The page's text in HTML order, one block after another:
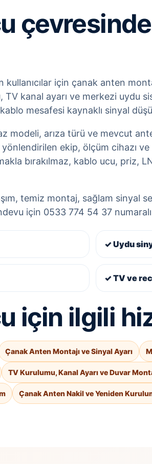
çevresinde
için çanak anten
kanal ayarı ve merkezi uydu
mesafesi kaynaklı sinyal
modeli, arıza türü ve mevcut
ekip, ölçüm cihazı
bırakılmaz, kablo ucu, priz,
temiz montaj, sağlam sinyal
için 0533 774 54 37
✓ Uydu
✓ TV ve
için ilgili
Çanak Anten Montajı ve Sinyal Ayarı
TV Kurulumu, Kanal Ayarı ve Duvar
Çanak Anten Nakil ve Yeniden